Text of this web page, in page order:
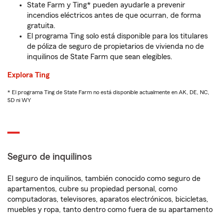
State Farm y Ting* pueden ayudarle a prevenir
incendios eléctricos antes de que ocurran, de forma
gratuita.
El programa Ting solo está disponible para los titulares
de póliza de seguro de propietarios de vivienda no de
inquilinos de State Farm que sean elegibles.
Explora Ting
* El programa Ting de State Farm no está disponible actualmente en AK, DE, NC,
SD ni WY
Seguro de inquilinos
El seguro de inquilinos, también conocido como seguro de
apartamentos, cubre su propiedad personal, como
computadoras, televisores, aparatos electrónicos, bicicletas,
muebles y ropa, tanto dentro como fuera de su apartamento